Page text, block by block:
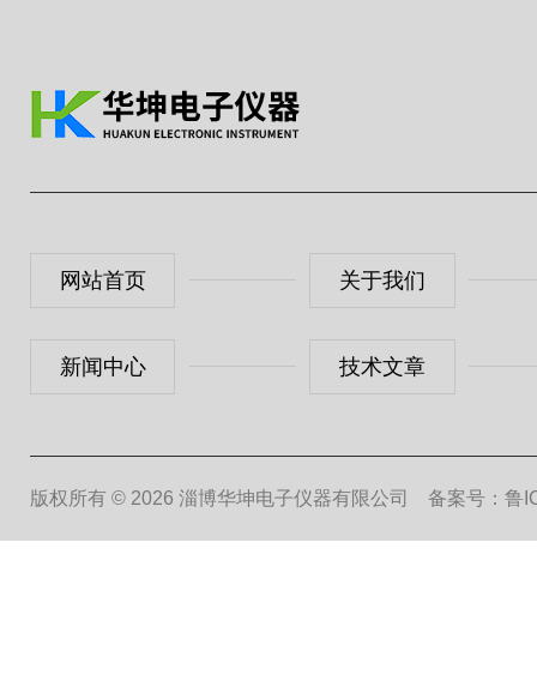
网站首页 关于我们
新闻中心 技术文章
版权所有 © 2026 淄博华坤电子仪器有限公司 备案号：鲁